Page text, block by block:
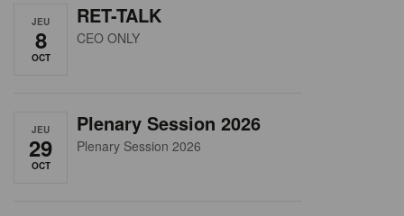
JEU
8
OCT
RET-TALK
CEO ONLY
JEU
29
OCT
Plenary Session 2026
Plenary Session 2026